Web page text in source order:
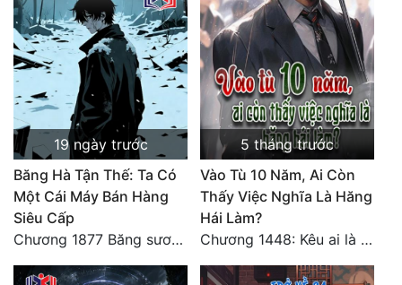
19 ngày trước
Băng Hà Tận Thế: Ta Có
Một Cái Máy Bán Hàng
Siêu Cấp
Chương 1877 Băng sương kết giới
5 tháng trước
Vào Tù 10 Năm, Ai Còn
Thấy Việc Nghĩa Là Hăng
Hái Làm?
Chương 1448: Kêu ai là cha?